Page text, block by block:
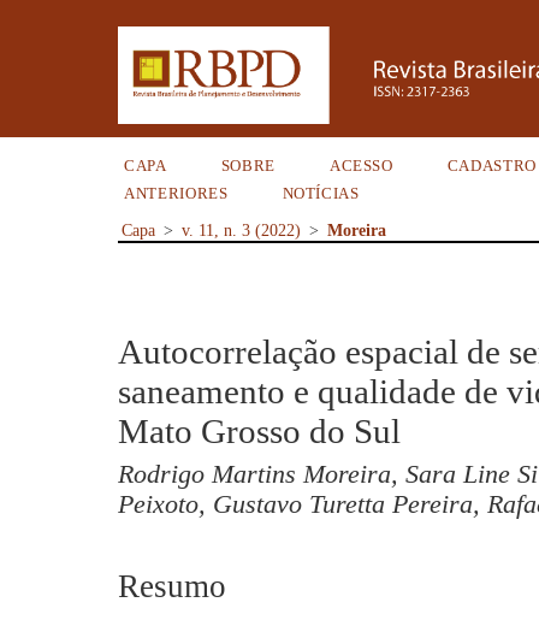
CAPA SOBRE ACESSO
CADASTRO
ANTERIORES
NOTÍCIAS
Capa > v. 11, n. 3 (2022) > Moreira
Autocorrelação espacial de
saneamento e qualidade de
Mato Grosso do Sul
Rodrigo Martins Moreira, Sara Line
Peixoto, Gustavo Turetta Pereira,
Resumo